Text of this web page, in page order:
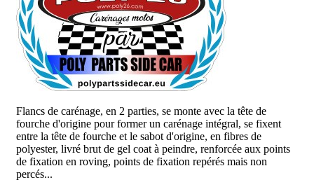
Flancs de carénage, en 2 parties, se monte avec la tête de
fourche d'origine pour former un carénage intégral, se fixent
entre la tête de fourche et le sabot d'origine, en fibres de
polyester, livré brut de gel coat à peindre, renforcée aux points
de fixation en roving, points de fixation repérés mais non
percés...